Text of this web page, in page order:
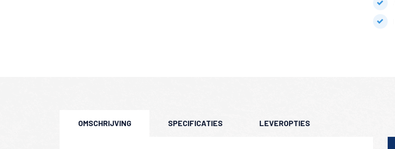
OMSCHRIJVING SPECIFICATIES LEVEROPTIES